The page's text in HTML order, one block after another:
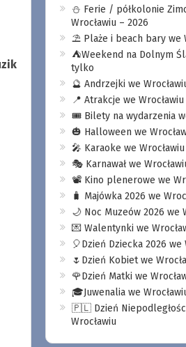
⛄️ Ferie / półkolonie
Wrocławiu – 2026
⛱️ Plaże i beach bary we
⛺️Weekend na Dolnym
tylko
🔮 Andrzejki we
📍 Atrakcje we Wrocławiu
🎟️ Bilety na wydarzenia
🎃 Halloween we
🎤 Karaoke we Wrocławiu
🎭 Karnawał we
📽️ Kino plenerowe we
🧳 Majówka 2026 we
🌙 Noc Muzeów 2026 we
💌 Walentynki we
🎈Dzień Dziecka 2026 we
🌷Dzień Kobiet we
🌹Dzień Matki we
🎓Juwenalia we
🇵🇱 Dzień
Wrocławiu